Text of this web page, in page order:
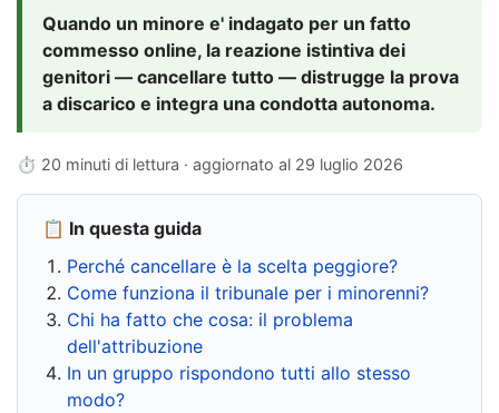
Quando un minore e' indagato per un fatto
commesso online, la reazione istintiva dei
genitori — cancellare tutto — distrugge la prova
a discarico e integra una condotta autonoma.
⏱ 20 minuti di lettura · aggiornato al 29 luglio 2026
📋 In questa guida
Perché cancellare è la scelta peggiore?
Come funziona il tribunale per i minorenni?
Chi ha fatto che cosa: il problema
dell'attribuzione
In un gruppo rispondono tutti allo stesso
modo?